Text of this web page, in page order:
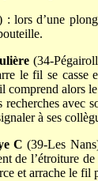
lors d’une
(34-
le fil se
alors
avec
à ses
C (39-Les
de l’étroiture
et arrache le